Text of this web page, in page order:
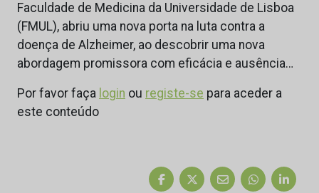
Faculdade de Medicina da Universidade de Lisboa
(FMUL), abriu uma nova porta na luta contra a
doença de Alzheimer, ao descobrir uma nova
abordagem promissora com eficácia e ausência…
Por favor faça login ou registe-se para aceder a
este conteúdo